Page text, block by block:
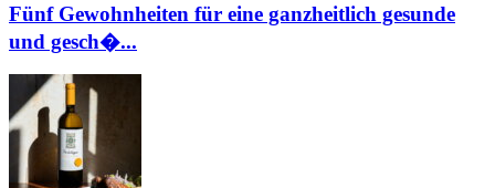
Fünf Gewohnheiten für eine ganzheitlich gesunde
und gesch�...